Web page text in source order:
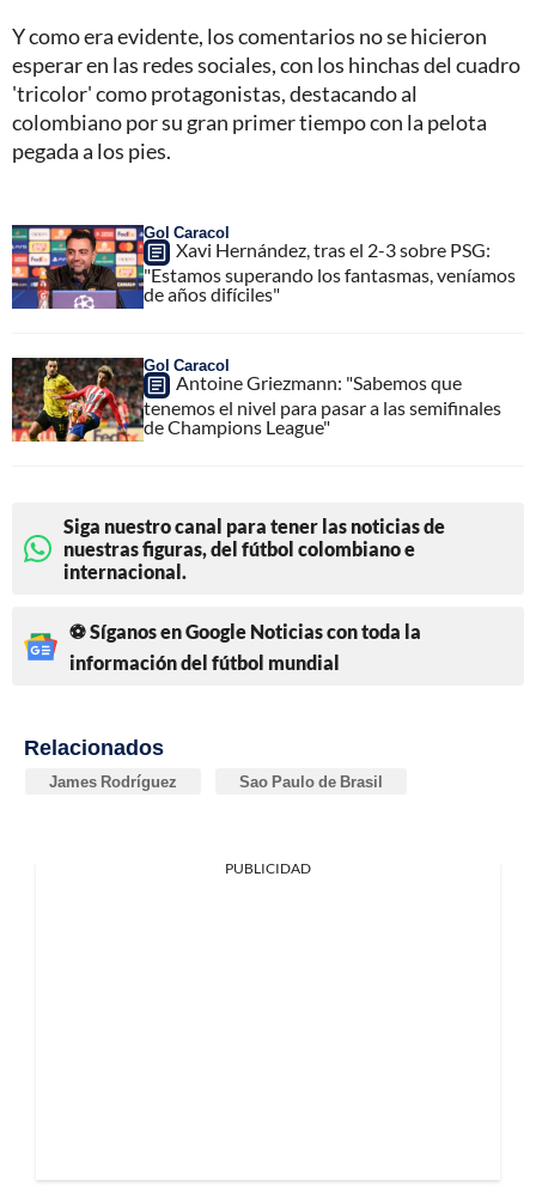
Y como era evidente, los comentarios no se hicieron
esperar en las redes sociales, con los hinchas del cuadro
'tricolor' como protagonistas, destacando al
colombiano por su gran primer tiempo con la pelota
pegada a los pies.
Gol Caracol
Xavi Hernández, tras el 2-3 sobre PSG:
"Estamos superando los fantasmas, veníamos
de años difíciles"
Gol Caracol
Antoine Griezmann: "Sabemos que
tenemos el nivel para pasar a las semifinales
de Champions League"
Siga nuestro canal para tener las noticias de
nuestras figuras, del fútbol colombiano e
internacional.
⚽ Síganos en Google Noticias con toda la
información del fútbol mundial
Relacionados
James Rodríguez Sao Paulo de Brasil
PUBLICIDAD